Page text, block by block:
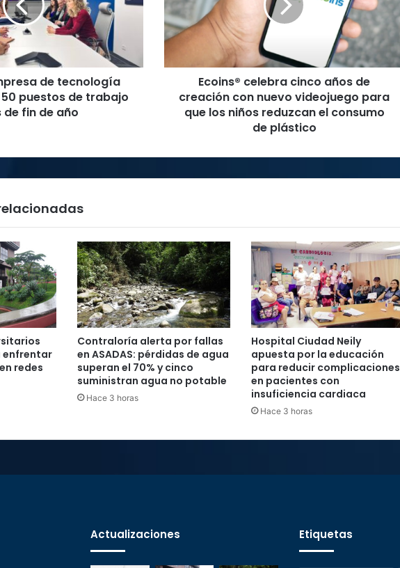
de tecnología
puestos de trabajo
de fin de año
de
creación
con
videojuego
que
de
Ecoins® celebra cinco años de
creación con nuevo videojuego para
que los niños reduzcan el consumo
de plástico
enfrentar
redes
Contraloría alerta por fallas
en ASADAS: pérdidas de agua
superan el 70% y cinco
suministran agua no potable
Hace 3 horas
Hospital Ciudad Neily
apuesta por la educación
para reducir complicaciones
en pacientes con
insuficiencia cardiaca
Hace 3 horas
Actualizaciones Etiquetas